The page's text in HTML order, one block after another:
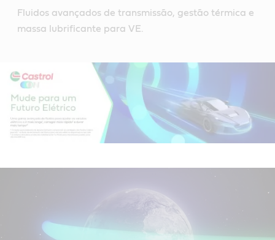
Fluidos avançados de transmissão, gestão térmica e
massa lubrificante para VE.